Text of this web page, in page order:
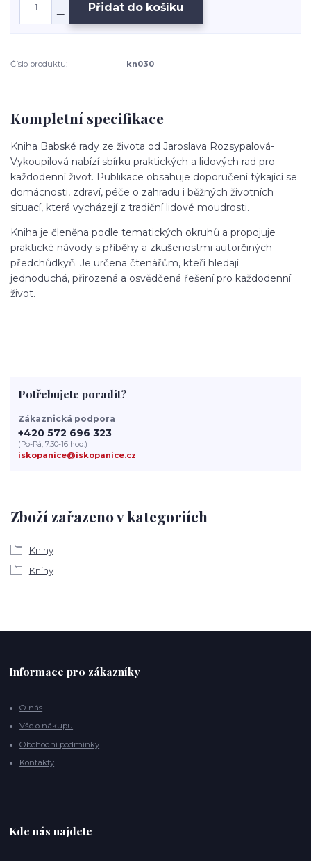
Přidat do košíku
Číslo produktu: kn030
Kompletní specifikace
Kniha Babské rady ze života od Jaroslava Rozsypalová-
Vykoupilová nabízí sbírku praktických a lidových rad pro
každodenní život. Publikace obsahuje doporučení týkající se
domácnosti, zdraví, péče o zahradu i běžných životních
situací, která vycházejí z tradiční lidové moudrosti.
Kniha je členěna podle tematických okruhů a propojuje
praktické návody s příběhy a zkušenostmi autorčiných
předchůdkyň. Je určena čtenářům, kteří hledají
jednoduchá, přirozená a osvědčená řešení pro každodenní
život.
Zboží zařazeno v kategoriích
Knihy
Knihy
Potřebujete poradit?
Zákaznická podpora
+420 572 696 323
(Po-Pá, 7:30-16 hod.)
iskopanice@iskopanice.cz
Informace pro zákazníky
O nás
Vše o nákupu
Obchodní podmínky
Kontakty
Kde nás najdete